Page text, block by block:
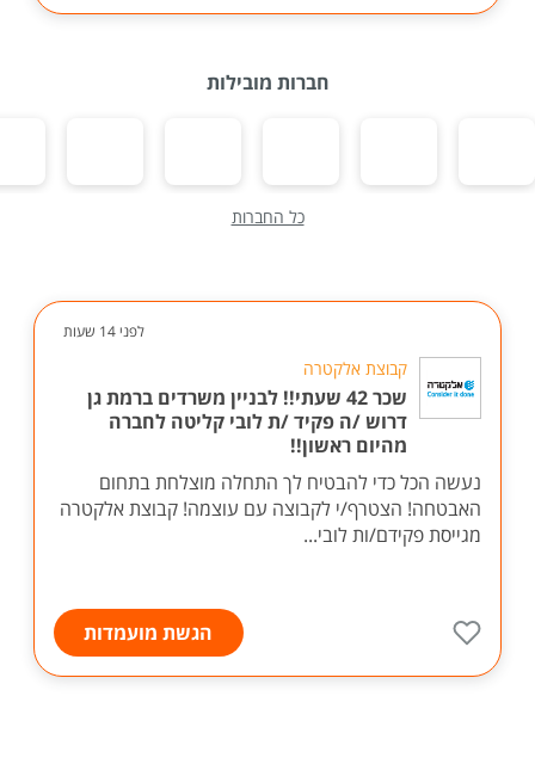
חברות מובילות
כל החברות
לפני 14 שעות
קבוצת אלקטרה
שכר 42 שעתי!! לבניין משרדים ברמת גן
דרוש /ה פקיד /ת לובי קליטה לחברה
מהיום ראשון!!
נעשה הכל כדי להבטיח לך התחלה מוצלחת בתחום
האבטחה! הצטרף/י לקבוצה עם עוצמה! קבוצת אלקטרה
מגייסת פקידם/ות לובי...
הגשת מועמדות